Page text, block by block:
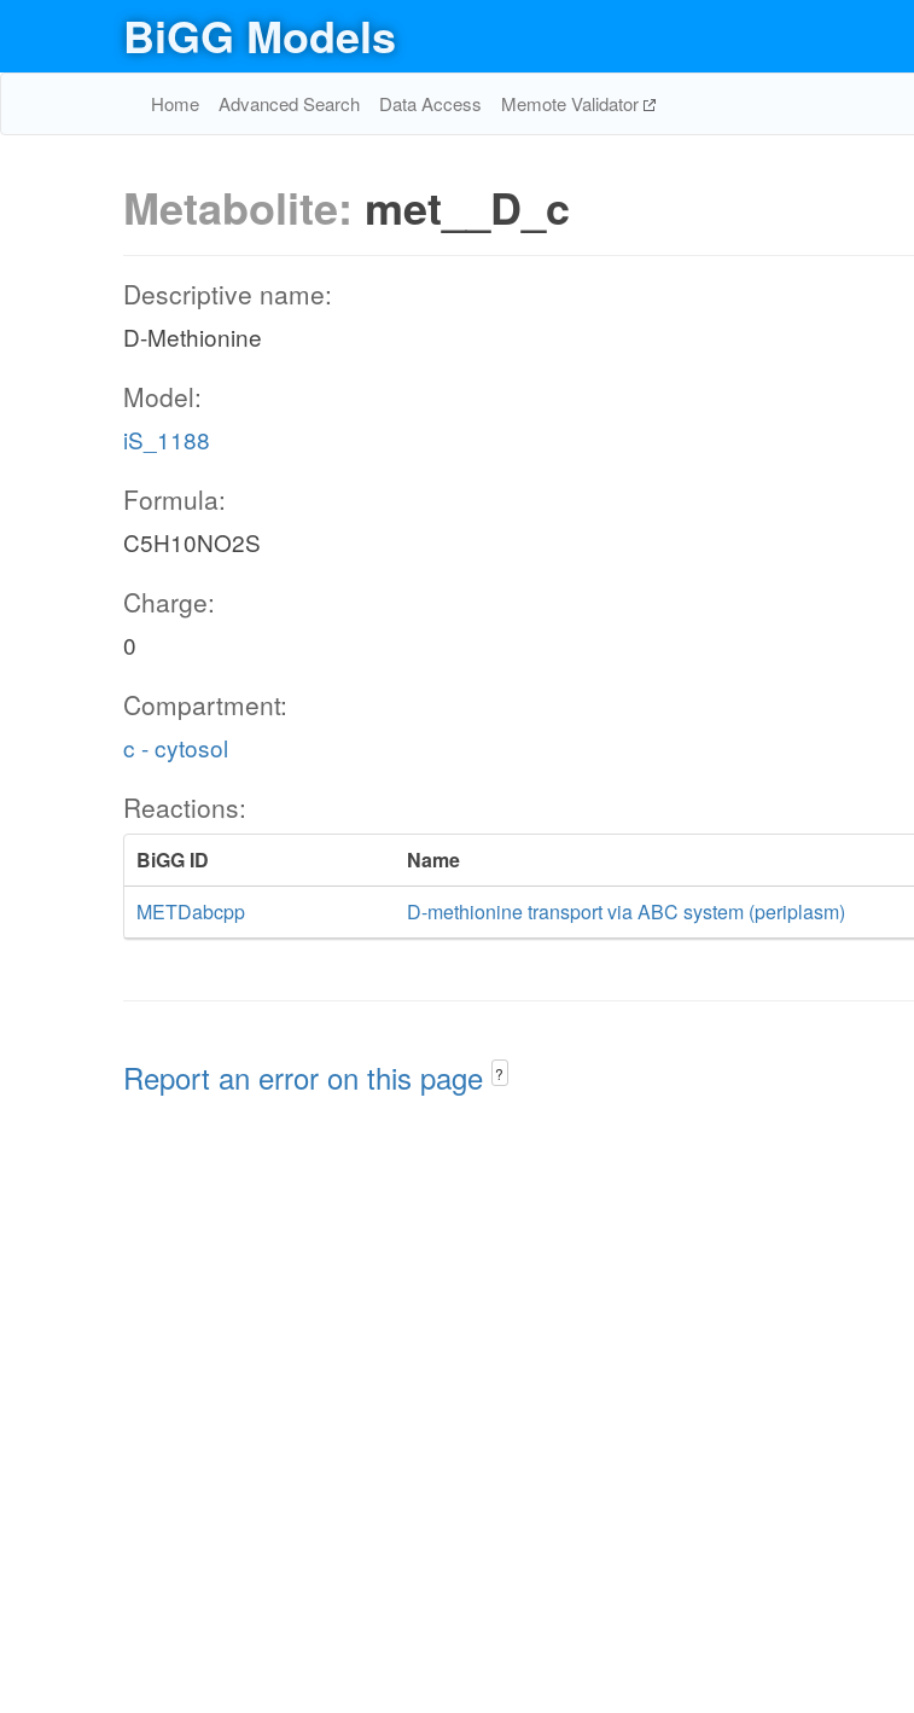
BiGG Models
Home Advanced Search Data Access Memote Validator
Metabolite: met__D_c
Descriptive name:
D-Methionine
Model:
iS_1188
Formula:
C5H10NO2S
Charge:
0
Compartment:
c - cytosol
Reactions:
BiGG ID
Name
METDabcpp
D-methionine transport via ABC system (periplasm)
Report an error on this page ?